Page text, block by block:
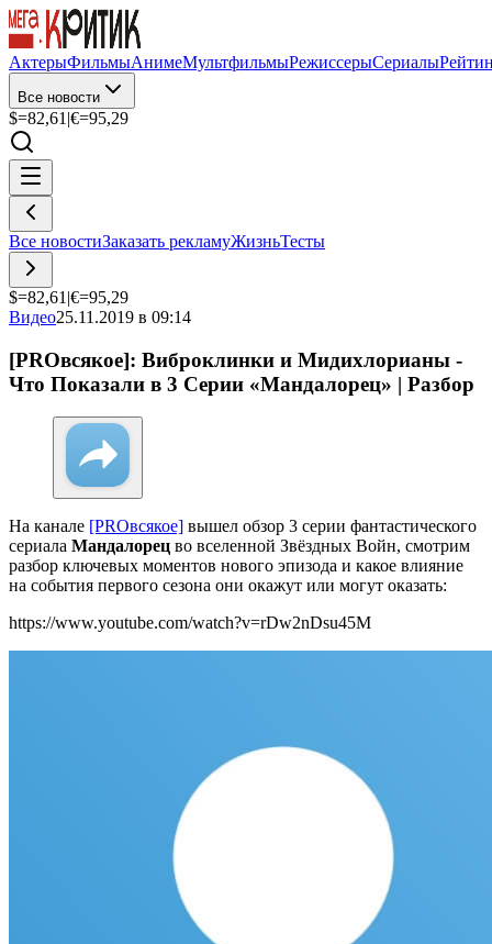
АктерыФильмыАнимеМультфильмыРежиссерыСериалы
Все новости
$=82,61 |€=95,29
Все новостиЗаказать рекламуЖизньТесты
$=82,61 |€=95,29
Видео25.11.2019 в 09:14
[PROвсякое]: Виброклинки и Мидихлорианы -
Что Показали в 3 Серии «Мандалорец» | Разбор
На канале [PROвсякое] вышел обзор 3 серии фантастического
сериала Мандалорец во вселенной Звёздных Войн, смотрим
разбор ключевых моментов нового эпизода и какое влияние
на события первого сезона они окажут или могут оказать:
https://www.youtube.com/watch?v=rDw2nDsu45M